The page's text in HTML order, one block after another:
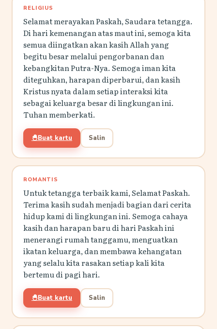
RELIGIUS
Selamat merayakan Paskah, Saudara tetangga.
Di hari kemenangan atas maut ini, semoga kita
semua diingatkan akan kasih Allah yang
begitu besar melalui pengorbanan dan
kebangkitan Putra-Nya. Semoga iman kita
diteguhkan, harapan diperbarui, dan kasih
Kristus nyata dalam setiap interaksi kita
sebagai keluarga besar di lingkungan ini.
Tuhan memberkati.
🐣Buat kartu Salin
ROMANTIS
Untuk tetangga terbaik kami, Selamat Paskah.
Terima kasih sudah menjadi bagian dari cerita
hidup kami di lingkungan ini. Semoga cahaya
kasih dan harapan baru di hari Paskah ini
menerangi rumah tanggamu, menguatkan
ikatan keluarga, dan membawa kehangatan
yang selalu kita rasakan setiap kali kita
bertemu di pagi hari.
🐣Buat kartu Salin